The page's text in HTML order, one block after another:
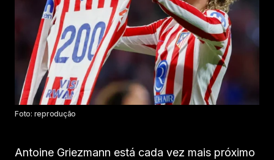
Foto: reprodução
Antoine Griezmann está cada vez mais próximo